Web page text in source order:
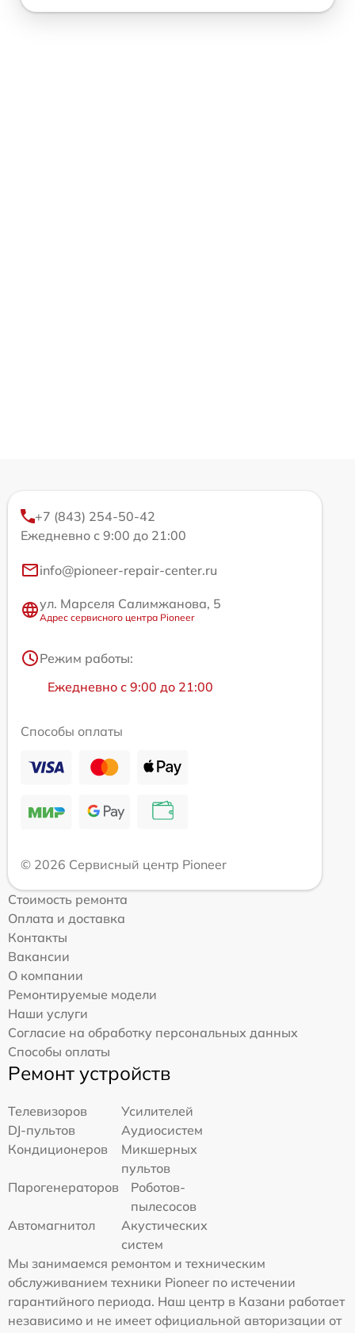
+7 (843) 254-50-42
Ежедневно с 9:00 до 21:00
info@pioneer-repair-center.ru
ул. Марселя Салимжанова, 5
Адрес сервисного центра Pioneer
Режим работы:
Ежедневно с 9:00 до 21:00
Способы оплаты
© 2026 Сервисный центр Pioneer
Стоимость ремонта
Оплата и доставка
Контакты
Вакансии
О компании
Ремонтируемые модели
Наши услуги
Согласие на обработку персональных данных
Способы оплаты
Ремонт устройств
Телевизоров
Усилителей
DJ-пультов
Аудиосистем
Кондиционеров
Микшерных
пультов
Парогенераторов
Роботов-
пылесосов
Автомагнитол
Акустических
систем
Мы занимаемся ремонтом и техническим
обслуживанием техники Pioneer по истечении
гарантийного периода. Наш центр в Казани работает
независимо и не имеет официальной авторизации от